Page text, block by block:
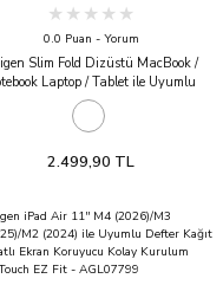
0.0 Puan - Yorum
Slim Fold Dizüstü MacBook /
Laptop / Tablet ile Uyumlu
Kaymaz Taban Dikey Masa
Standı LD201-S9 Black
2.499,90 TL